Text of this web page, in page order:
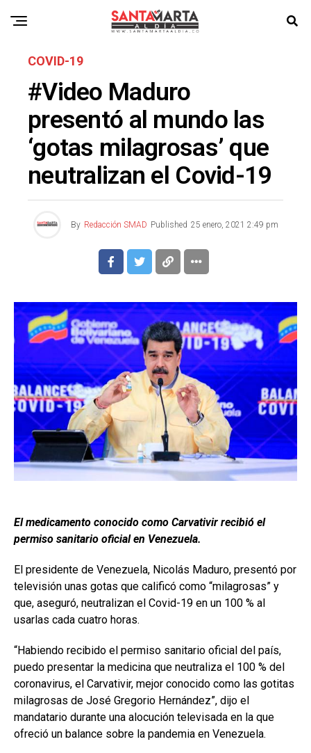
COVID-19
#Video Maduro
presentó al mundo las
‘gotas milagrosas’ que
neutralizan el Covid-19
By Redacción SMAD Published 25 enero, 2021 2:49 pm
El medicamento conocido como Carvativir recibió el
permiso sanitario oficial en Venezuela.
El presidente de Venezuela, Nicolás Maduro, presentó por
televisión unas gotas que calificó como “milagrosas” y
que, aseguró, neutralizan el Covid-19 en un 100 % al
usarlas cada cuatro horas.
“Habiendo recibido el permiso sanitario oficial del país,
puedo presentar la medicina que neutraliza el 100 % del
coronavirus, el Carvativir, mejor conocido como las gotitas
milagrosas de José Gregorio Hernández”, dijo el
mandatario durante una alocución televisada en la que
ofreció un balance sobre la pandemia en Venezuela.